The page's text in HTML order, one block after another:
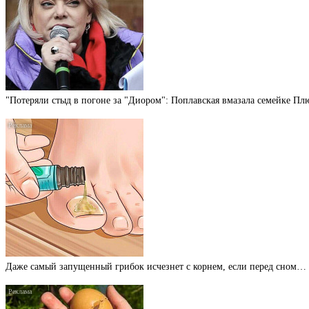
"Потеряли стыд в погоне за "Диором": Поплавская вмазала семейке
Даже самый запущенный грибок исчезнет с корнем, если перед сном…